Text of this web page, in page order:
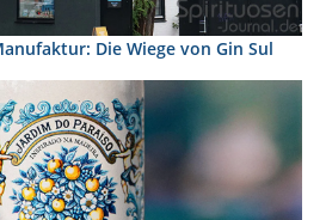
Die Wiege von Gin Sul